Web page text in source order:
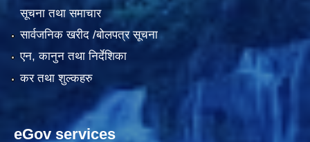
सूचना तथा समाचार
सार्वजनिक खरीद /बोलपत्र सूचना
एन, कानुन तथा निर्देशिका
कर तथा शुल्कहरु
eGov services